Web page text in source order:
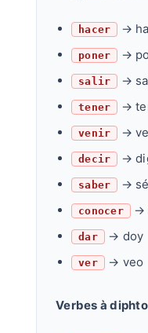
hacer →
poner →
salir →
tener →
venir →
decir →
saber → sé
conocer →
dar → doy
ver → veo
Verbes à